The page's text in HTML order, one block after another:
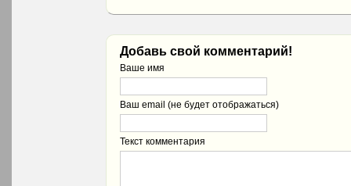
Добавь свой комментарий!
Ваше имя
Ваш email (не будет отображаться)
Текст комментария